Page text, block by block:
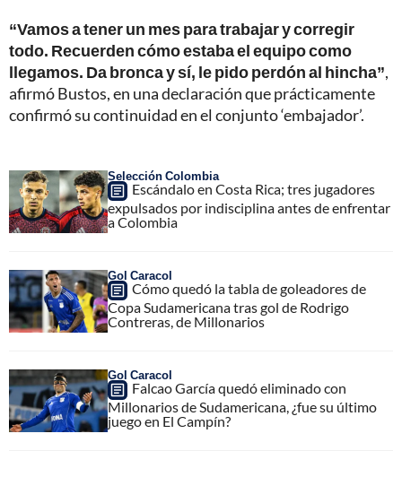
“Vamos a tener un mes para trabajar y corregir
todo. Recuerden cómo estaba el equipo como
llegamos. Da bronca y sí, le pido perdón al hincha”,
afirmó Bustos, en una declaración que prácticamente
confirmó su continuidad en el conjunto ‘embajador’.
Selección Colombia
Escándalo en Costa Rica; tres jugadores
expulsados por indisciplina antes de enfrentar
a Colombia
Gol Caracol
Cómo quedó la tabla de goleadores de
Copa Sudamericana tras gol de Rodrigo
Contreras, de Millonarios
Gol Caracol
Falcao García quedó eliminado con
Millonarios de Sudamericana, ¿fue su último
juego en El Campín?